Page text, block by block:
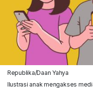
Republika/Daan Yahya
Ilustrasi anak mengakses